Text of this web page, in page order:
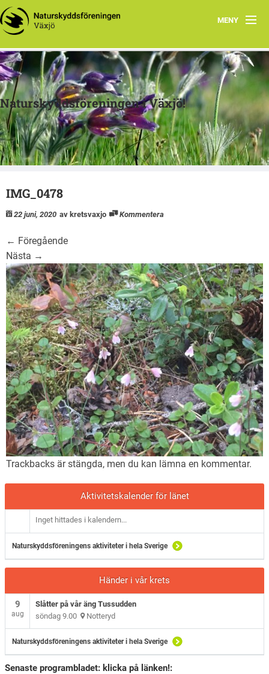
MENY
Hem
Om oss
Verksamheter
Arkiv
Skogsprojektet
Naturskyddsföreningen i Växjö!
IMG_0478
22 juni, 2020 av kretsvaxjo Kommentera
← Föregående
Nästa →
Trackbacks är stängda, men du kan lämna en kommentar.
Aktivitetskalender för länet
Inget hittades i kalendern...
Naturskyddsföreningens aktiviteter i hela Sverige
Händer i vår krets
9
aug
Slåtter på vår äng Tussudden
söndag 9.00 Notteryd
Naturskyddsföreningens aktiviteter i hela Sverige
Senaste programbladet: klicka på länken!: